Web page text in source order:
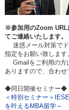
※参加用のZoom URL
てご連絡いたします。
迷惑メール対策でド
指定をお願い致します
Gmailをご利用の方
ありますので、合わせ
◆同日開催セミナー◆
＜特別セミナー＞
を叶えるMBA留学～